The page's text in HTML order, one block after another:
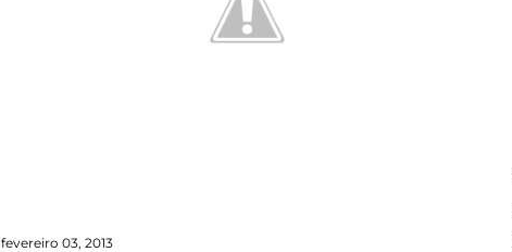
fevereiro 03, 2013